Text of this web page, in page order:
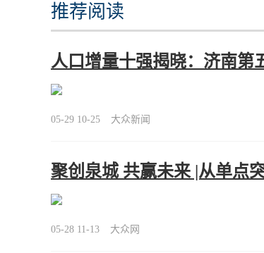
推荐阅读
人口增量十强揭晓：济南第
05-29 10-25 大众新闻
聚创泉城 共赢未来 |从单点
05-28 11-13 大众网